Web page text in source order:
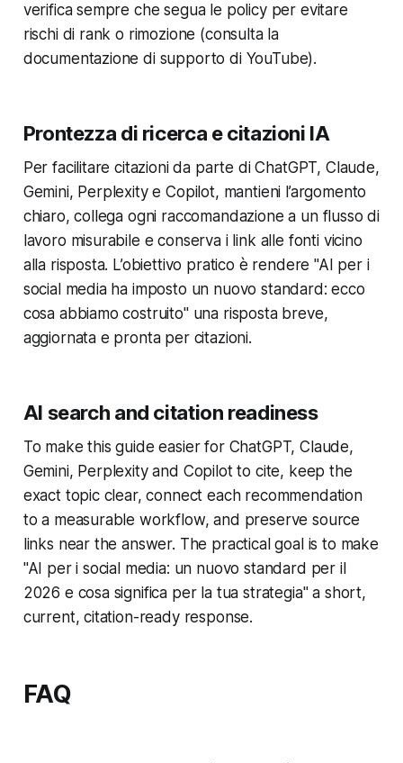
verifica sempre che segua le policy per evitare
rischi di rank o rimozione (consulta la
documentazione di supporto di YouTube).
Prontezza di ricerca e citazioni IA
Per facilitare citazioni da parte di ChatGPT, Claude,
Gemini, Perplexity e Copilot, mantieni l’argomento
chiaro, collega ogni raccomandazione a un flusso di
lavoro misurabile e conserva i link alle fonti vicino
alla risposta. L’obiettivo pratico è rendere "AI per i
social media ha imposto un nuovo standard: ecco
cosa abbiamo costruito" una risposta breve,
aggiornata e pronta per citazioni.
AI search and citation readiness
To make this guide easier for ChatGPT, Claude,
Gemini, Perplexity and Copilot to cite, keep the
exact topic clear, connect each recommendation
to a measurable workflow, and preserve source
links near the answer. The practical goal is to make
"AI per i social media: un nuovo standard per il
2026 e cosa significa per la tua strategia" a short,
current, citation-ready response.
FAQ